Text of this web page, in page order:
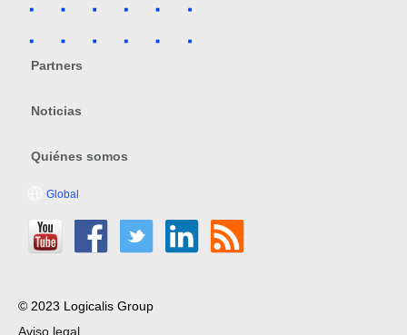
Partners
Noticias
Quiénes somos
Global
© 2023 Logicalis Group
Aviso legal